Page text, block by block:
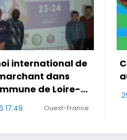
pour Antonelli
14:47 RDS